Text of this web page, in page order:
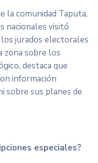
la comunidad Taputa,
nacionales visitó
jurados electorales
zona sobre los
destaca que
información
sobre sus planes de
especiales?